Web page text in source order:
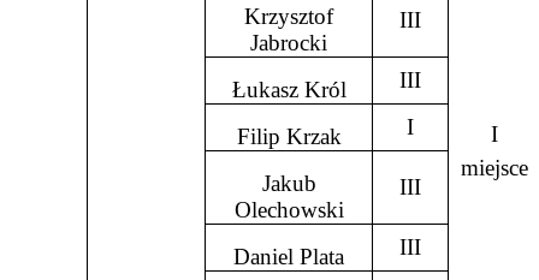
I
miejsce
Krzysztof
Jabrocki
III
Łukasz Król III
Filip Krzak I
Jakub
Olechowski
III
Daniel Plata III